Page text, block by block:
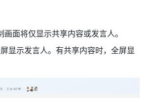
画面将仅显示共享内容或发言人。
显示发言人。有共享内容时，全屏显